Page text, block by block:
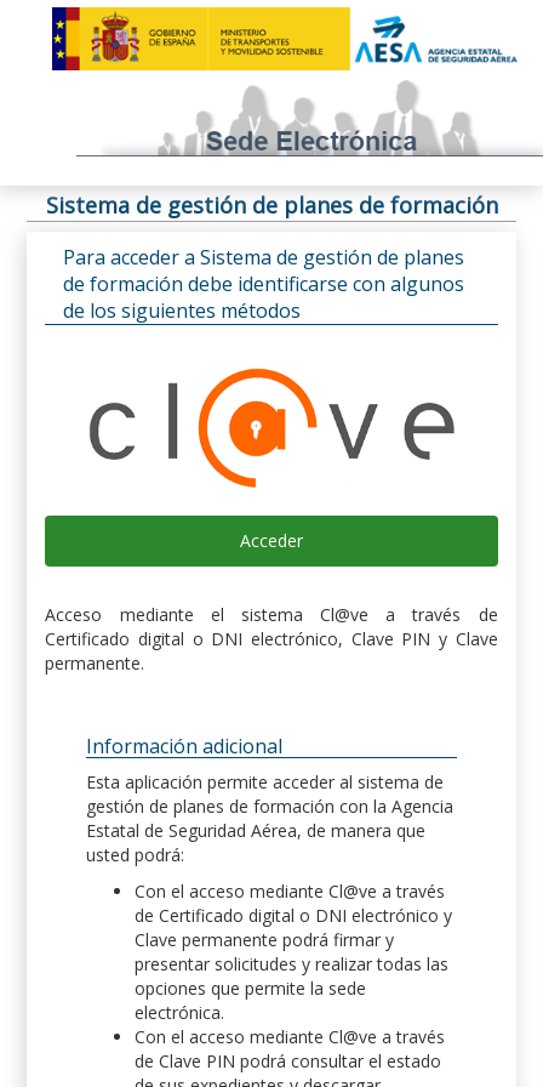
Sistema de gestión de planes de formación
Para acceder a Sistema de gestión de planes
de formación debe identificarse con algunos
de los siguientes métodos
Acceder
Acceso mediante el sistema Cl@ve a través de
Certificado digital o DNI electrónico, Clave PIN y Clave
permanente.
Información adicional
Esta aplicación permite acceder al sistema de
gestión de planes de formación con la Agencia
Estatal de Seguridad Aérea, de manera que
usted podrá:
Con el acceso mediante Cl@ve a través
de Certificado digital o DNI electrónico y
Clave permanente podrá firmar y
presentar solicitudes y realizar todas las
opciones que permite la sede
electrónica.
Con el acceso mediante Cl@ve a través
de Clave PIN podrá consultar el estado